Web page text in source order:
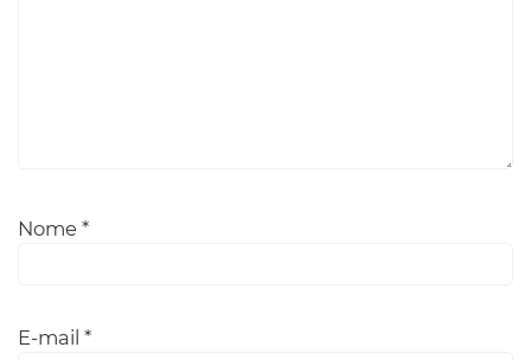
Nome *
E-mail *